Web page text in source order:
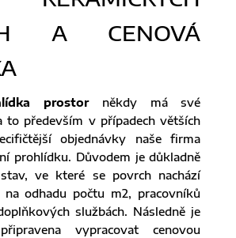
A CENOVÁ
prostorněkdy má své
to především v případech větších
objednávky naše firma
prohlídku. Důvodem je důkladně
ve které se povrch nachází
odhadu počtu m2, pracovníků
službách. Následně je
vypracovat cenovou